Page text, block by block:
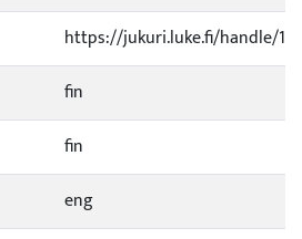
https://jukuri.luke.fi/handle/
fin
fin
eng